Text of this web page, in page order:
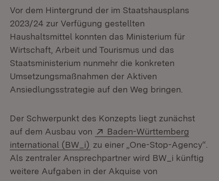
Vor dem Hintergrund der im Staatshausplans
2023/24 zur Verfügung gestellten
Haushaltsmittel konnten das Ministerium für
Wirtschaft, Arbeit und Tourismus und das
Staatsministerium nunmehr die konkreten
Umsetzungsmaßnahmen der Aktiven
Ansiedlungsstrategie auf den Weg bringen.
Der Schwerpunkt des Konzepts liegt zunächst
auf dem Ausbau von
Extern:
Baden-Württemberg
international (BW_i) (Öffnet in neuem Fenster)
zu einer „One-Stop-Agency“.
Als zentraler Ansprechpartner wird BW_i künftig
weitere Aufgaben in der Akquise von